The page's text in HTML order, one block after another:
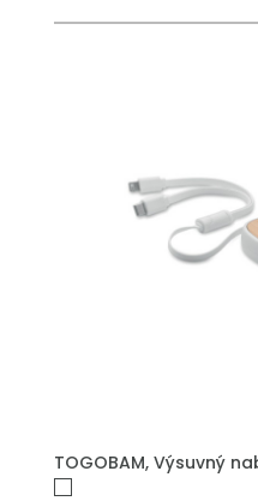
TOGOBAM, Výsuvný